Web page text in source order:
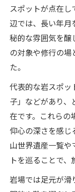
スポットが点在
辺では、長い年月
秘的な雰囲気を醸
の対象や修行の場
た。
代表的な岩スポッ
子」などがあり
在です。これらの
仰心の深さを感じ
山世界遺産一覧
トを巡ることで、
岩場では足元が滑